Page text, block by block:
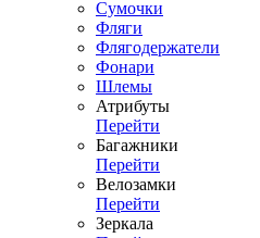
Сумочки
Фляги
Флягодержатели
Фонари
Шлемы
Атрибуты
Перейти
Багажники
Перейти
Велозамки
Перейти
Зеркала